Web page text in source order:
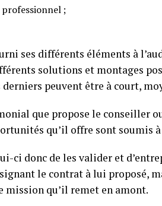
;
ses différents éléments à
solutions et montages
derniers peuvent être à court,
que propose le conseiller
qu’il offre sont soumis
ci donc de les valider et
le contrat à lui proposé,
qu’il remet en amont.